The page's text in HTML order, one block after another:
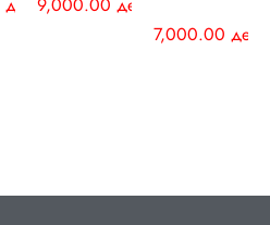
ден 9,000.00 ден
7,000.00 ден